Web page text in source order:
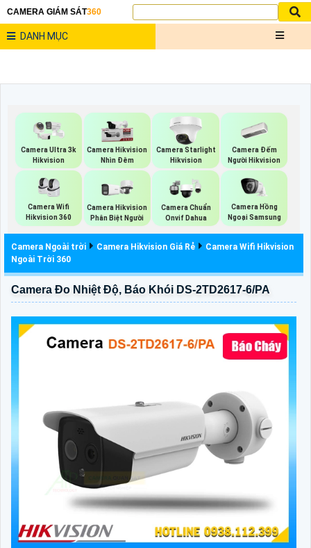
CAMERA GIÁM SÁT360
DANH MỤC
Camera Ultra 3k
Hikvision
Camera Hikvision
Nhìn Đêm
Camera Starlight
Hikvision
Camera Đếm
Người Hikvision
Camera Wifi
Hikvision 360
Camera Hikvision
Phân Biệt Người
Camera Chuẩn
Onvif Dahua
Camera Hồng
Ngoại Samsung
Camera Ngoài trời Camera Hikvision Giá Rẻ
Camera Wifi Hikvision
Ngoài Trời 360
Camera Đo Nhiệt Độ, Báo Khói DS-2TD2617-6/PA